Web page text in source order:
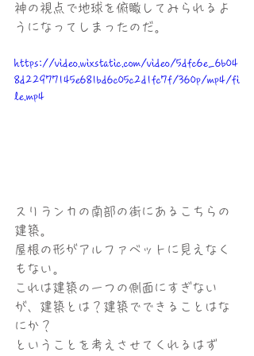
神の視点で地球を俯瞰してみられるよ
うになってしまったのだ。
https://video.wixstatic.com/video/5dfc6e_6b04
8d22977145e681bd6c05c2d1fc7f/360p/mp4/fi
le.mp4
スリランカの南部の街にあるこちらの
建築。
屋根の形がアルファベットに見えなく
もない。
これは建築の一つの側面にすぎない
が、建築とは？建築でできることはな
にか？
ということを考えさせてくれるはず